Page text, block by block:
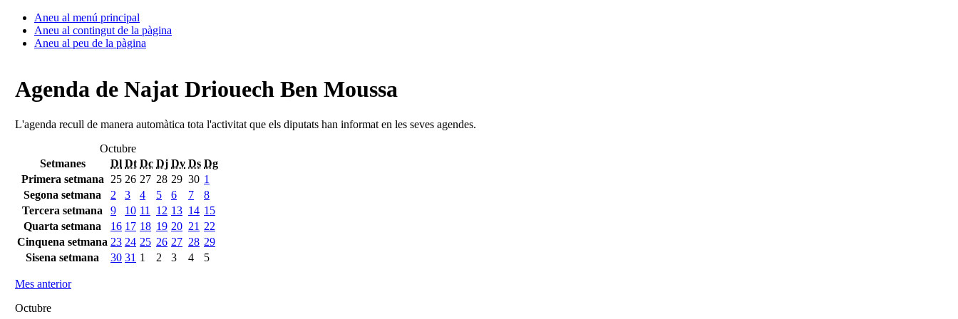
Aneu al menú principal
Aneu al contingut de la pàgina
Aneu al peu de la pàgina
Agenda de Najat Driouech Ben Moussa
L'agenda recull de manera automàtica tota l'activitat que els diputats han informat en les seves agendes.
Octubre
Setmanes
Dl Dt Dc Dj Dv Ds Dg
Primera setmana
25 26 27 28 29 30 1
Segona setmana
2 3 4 5 6 7
8
Tercera setmana
9 10 11 12 13 14 15
Quarta setmana
16 17 18 19 20 21 22
Cinquena setmana 23 24 25 26 27 28 29
Sisena setmana
30 31 1 2 3 4 5
Mes anterior
Octubre